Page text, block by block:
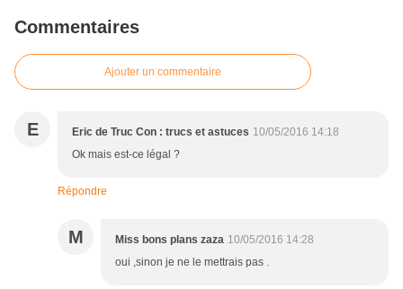
Commentaires
Ajouter un commentaire
E Eric de Truc Con : trucs et astuces 10/05/2016 14:18
Ok mais est-ce légal ?
Répondre
M Miss bons plans zaza 10/05/2016 14:28
oui ,sinon je ne le mettrais pas .